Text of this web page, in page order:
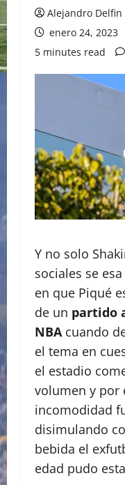
Alejandro Delfin
enero 24, 2023
5 minutes read
Y no solo
sociales se
en que Piqué
de un partido
NBAcuando
el tema en
el estadio
volumen y por
incomodidad
disimulando
bebida el
edad pudo